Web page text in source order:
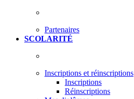
Partenaires
SCOLARITÉ
Inscriptions et réinscriptions
Inscriptions
Réinscriptions